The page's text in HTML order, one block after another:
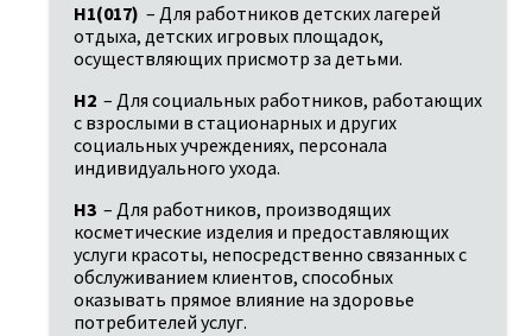
H1(017) – Для работников детских лагерей
отдыха, детских игровых площадок,
осуществляющих присмотр за детьми.
H2 – Для социальных работников, работающих
с взрослыми в стационарных и других
социальных учреждениях, персонала
индивидуального ухода.
H3 – Для работников, производящих
косметические изделия и предоставляющих
услуги красоты, непосредственно связанных с
обслуживанием клиентов, способных
оказывать прямое влияние на здоровье
потребителей услуг.